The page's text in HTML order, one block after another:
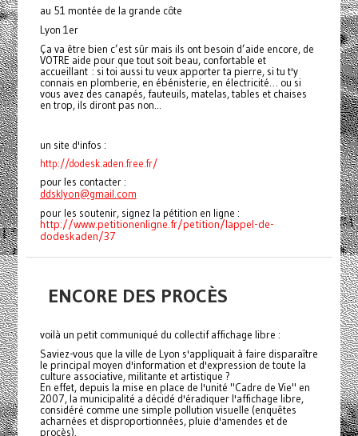
au 51 montée de la grande côte
Lyon 1er
Ça va être bien c’est sûr mais ils ont besoin d’aide encore, de
VOTRE aide pour que tout soit beau, confortable et
accueillant : si toi aussi tu veux apporter ta pierre, si tu t'y
connais en plomberie, en ébénisterie, en électricité… ou si
vous avez des canapés, fauteuils, matelas, tables et chaises
en trop, ils diront pas non...
un site d'infos :
http://dodesk.aden.free.fr/
pour les contacter :
ddsklyon@gmail.com
pour les soutenir, signez la pétition en ligne :
http://www.petitionenligne.fr/petition/lappel-de-
dodeskaden/37
ENCORE DES PROCÈS
voilà un petit communiqué du collectif affichage libre :
Saviez-vous que la ville de Lyon s'appliquait à faire disparaître
le principal moyen d'information et d'expression de toute la
culture associative, militante et artistique ?
En effet, depuis la mise en place de l'unité "Cadre de Vie" en
2007, la municipalité a décidé d'éradiquer l'affichage libre,
considéré comme une simple pollution visuelle (enquêtes
acharnées et disproportionnées, pluie d'amendes et de
procès).